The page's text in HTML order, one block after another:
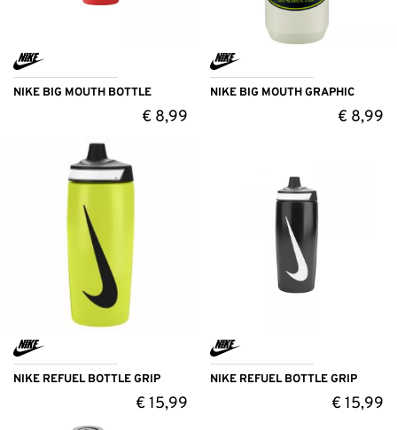
NIKE BIG MOUTH BOTTLE
€8,99
NIKE BIG MOUTH GRAPHIC
€ 8,99
NIKE REFUEL BOTTLE GRIP
€15,99
NIKE REFUEL BOTTLE GRIP
€15,99